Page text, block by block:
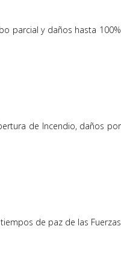
parcial y daños hasta 100%
de Incendio, daños por
de paz de las Fuerzas